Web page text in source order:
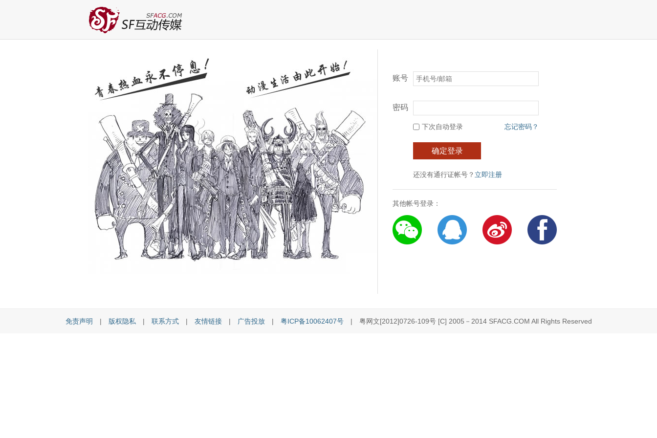
账号
密码
下次自动登录 忘记密码？
确定登录
还没有通行证帐号？ 立即注册
其他帐号登录：
免责声明 | 版权隐私 | 联系方式| 友情链接| 广告投放| 粤ICP备10062407号| 粤网文[2012]0726-109号 [C] 2005－2014 SFACG.COM All Rights Reserved